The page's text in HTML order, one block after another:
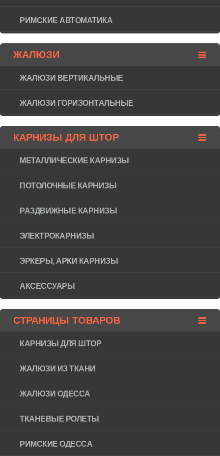
РИМСКИЕ АВТОМАТИКА
ЖАЛЮЗИ
ЖАЛЮЗИ ВЕРТИКАЛЬНЫЕ
ЖАЛЮЗИ ГОРИЗОНТAЛЬНЫЕ
КАРНИЗЫ ДЛЯ ШТОР
МЕТАЛЛИЧЕСКИЕ КАРНИЗЫ
ПОТОЛОЧНЫЕ КАРНИЗЫ
РАЗДВИЖНЫЕ КАРНИЗЫ
ЭЛЕКТРОКАРНИЗЫ
ЭРКЕРЫ, АРКИ КАРНИЗЫ
АКСЕССУАРЫ
СТРАНИЦЫ ТОВАРОВ
КАРНИЗЫ ДЛЯ ШТОР
ЖАЛЮЗИ ИЗ ТКАНИ
ЖАЛЮЗИ ОДЕССА
ТКАНЕВЫЕ РОЛЕТЫ
РИМСКИЕ ОДЕССА